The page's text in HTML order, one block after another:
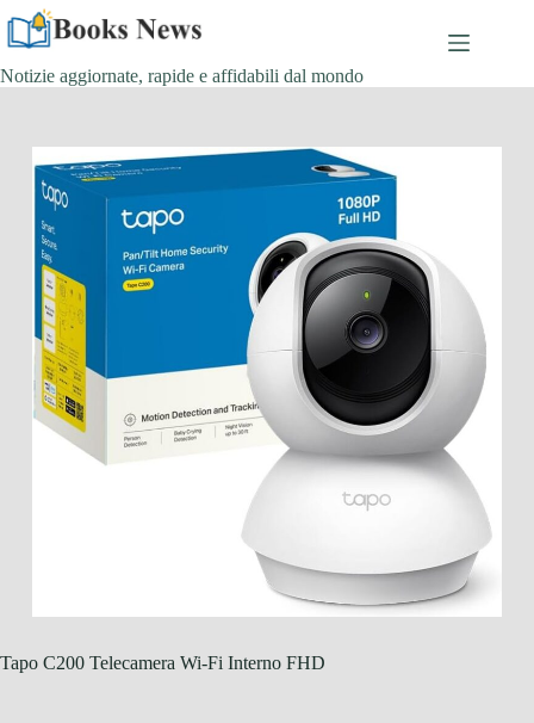
contenuto
Notizie aggiornate, rapide e affidabili dal mondo
Tapo C200 Telecamera Wi-Fi Interno FHD